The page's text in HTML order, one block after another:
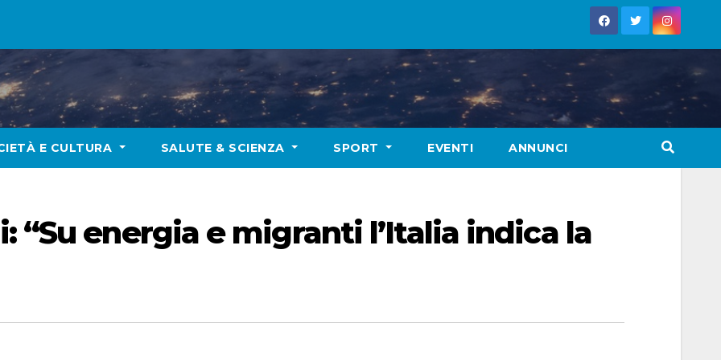
E CULTURA SALUTE & SCIENZA SPORT EVENTI ANNUNCI
“Su energia e migranti l’Italia indica la